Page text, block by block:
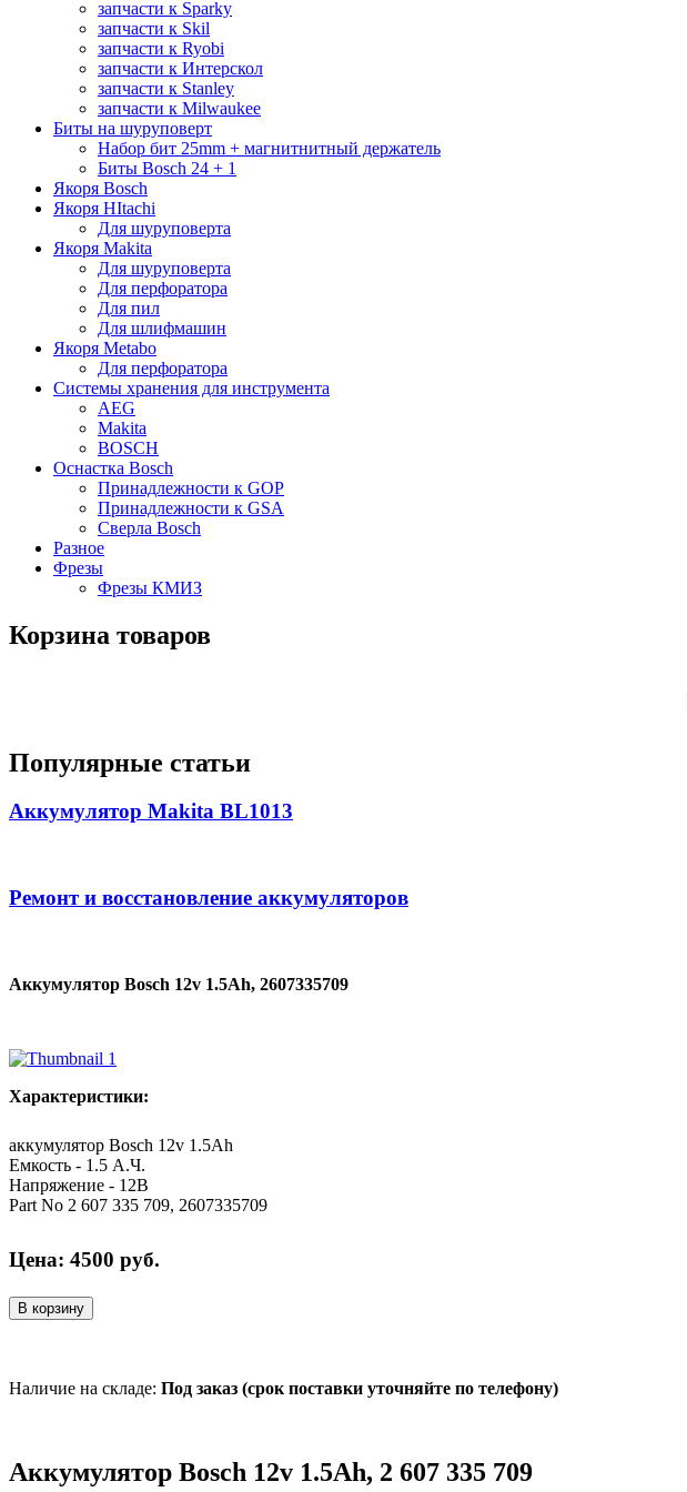
запчасти к Sparky
запчасти к Skil
запчасти к Ryobi
запчасти к Интерскол
запчасти к Stanley
запчасти к Milwaukee
Биты на шуруповерт
Набор бит 25mm + магнитнитный держатель
Биты Bosch 24 + 1
Якоря Bosch
Якоря HItachi
Для шуруповерта
Якоря Makita
Для шуруповерта
Для перфоратора
Для пил
Для шлифмашин
Якоря Metabo
Для перфоратора
Системы хранения для инструмента
AEG
Makita
BOSCH
Оснастка Bosch
Принадлежности к GOP
Принадлежности к GSA
Сверла Bosch
Разное
Фрезы
Фрезы КМИЗ
Корзина товаров
Популярные статьи
Аккумулятор Makita BL1013
Ремонт и восстановление аккумуляторов
Аккумулятор Bosch 12v 1.5Ah, 2607335709
Характеристики:
аккумулятор Bosch 12v 1.5Ah
Емкость - 1.5 А.Ч.
Напряжение - 12В
Part No 2 607 335 709, 2607335709
Цена: 4500 руб.
В корзину
Наличие на складе: Под заказ (срок поставки уточняйте по телефону)
Аккумулятор Bosch 12v 1.5Ah, 2 607 335 709